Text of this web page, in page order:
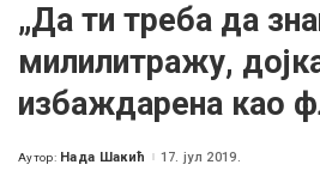
„Да ти треба да
милилитражу,
избаждарена као
Posted
Аутор: Нада Шакић 17. јул 2019.